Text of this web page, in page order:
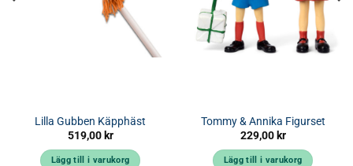
Lilla Gubben Käpphäst
519,00 kr
Lägg till i varukorg
Tommy & Annika Figurset
229,00 kr
Lägg till i varukorg